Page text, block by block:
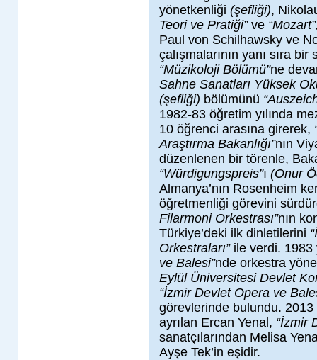
yönetkenliği (şefliği),
Teori ve Pratiği”ve
Paul von Schilhawsky ve
çalışmalarının yanı sıra bir
“Müzikoloji Bölümü”ne
Sahne Sanatları Yüksek
(şefliği) bölümünü
1982-83 öğretim yılında
10 öğrenci arasına girerek,
Araştırma Bakanlığı”nın
düzenlenen bir törenle,
“Würdigungspreis”ı (Onur
Almanya’nın Rosenheim
öğretmenliği görevini
Filarmoni Orkestrası”nın
Türkiye’deki ilk dinletilerini
Orkestraları”ile verdi. 1983
ve Balesi”nde orkestra
Eylül Üniversitesi Devlet
“İzmir Devlet Opera ve
görevlerinde bulundu. 2013
ayrılan Ercan Yenal, “İzmir
sanatçılarından Melisa
Ayşe Tek’in eşidir.